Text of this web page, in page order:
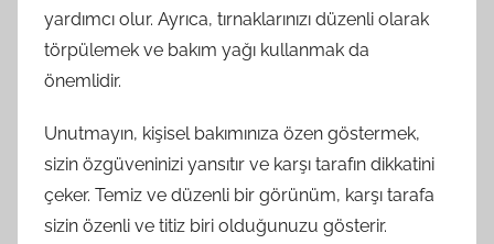
yardımcı olur. Ayrıca, tırnaklarınızı düzenli olarak
törpülemek ve bakım yağı kullanmak da
önemlidir.
Unutmayın, kişisel bakımınıza özen göstermek,
sizin özgüveninizi yansıtır ve karşı tarafın dikkatini
çeker. Temiz ve düzenli bir görünüm, karşı tarafa
sizin özenli ve titiz biri olduğunuzu gösterir.